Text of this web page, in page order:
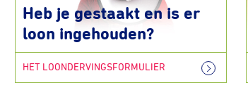
Heb je gestaakt en is er
loon ingehouden?
HET LOONDERVINGSFORMULIER